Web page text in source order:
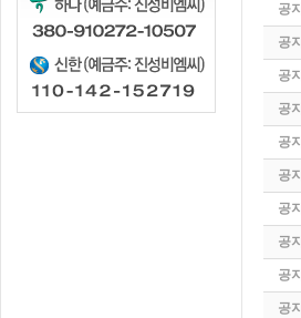
공지
공지
공지
공지
공지
공지
공지
공지
공지
공지